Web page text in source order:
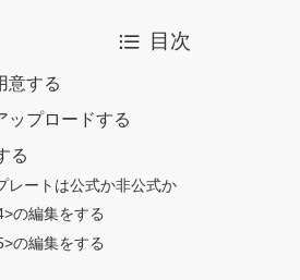
目次
意する
ップロードする
る
レートは公式か非公式か
の編集をする
の編集をする